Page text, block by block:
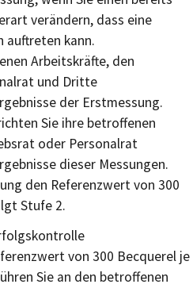
verändern, dass eine
auftreten kann.
Arbeitskräfte, den
und Dritte
der Erstmessung.
Sie ihre betroffenen
oder Personalrat
dieser Messungen.
den Referenzwert von 300
Stufe 2.
von 300 Becquerel je
Sie an den betroffenen